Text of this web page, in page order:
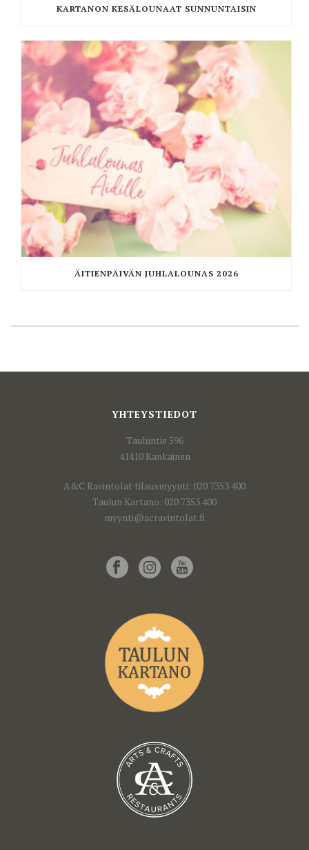
KARTANON KESÄLOUNAAT SUNNUNTAISIN
ÄITIENPÄIVÄN JUHLALOUNAS 2026
YHTEYSTIEDOT
Tauluntie 596
41410 Kankainen
A&C Ravintolat tilausmyynti: 020 7353 400
Taulun Kartano: 020 7353 400
myynti@acravintolat.fi